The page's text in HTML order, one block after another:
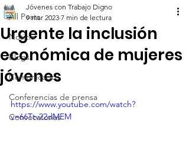
All Posts
Noticia
Blogs
Comunicados
Conferencias de prensa
Convocatorias
Urgente la inclusión
económica de mujeres
jóvenes
Jóvenes con Trabajo Digno
9 mar 2023 7 min de lectura
https://www.youtube.com/watch?
v=66Ttv22dMEM